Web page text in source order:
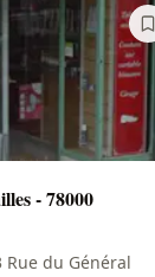
- 78000
Rue du Général